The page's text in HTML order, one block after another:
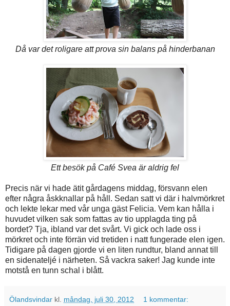
Då var det roligare att prova sin balans på hinderbanan
Ett besök på Café Svea är aldrig fel
Precis när vi hade ätit gårdagens middag, försvann elen
efter några åskknallar på håll. Sedan satt vi där i halvmörkret
och lekte lekar med vår unga gäst Felicia. Vem kan hålla i
huvudet vilken sak som fattas av tio upplagda ting på
bordet? Tja, ibland var det svårt. Vi gick och lade oss i
mörkret och inte förrän vid tretiden i natt fungerade elen igen.
Tidigare på dagen gjorde vi en liten rundtur, bland annat till
en sidenateljé i närheten. Så vackra saker! Jag kunde inte
motstå en tunn schal i blått.
Ölandsvindar kl. måndag, juli 30, 2012 1 kommentar: